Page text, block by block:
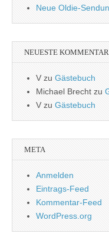
Neue Oldie-
NEUESTE
V zu Gästebuch
Michael Brecht zu
Vzu Gästebuch
META
Anmelden
Eintrags-Feed
Kommentar-Feed
WordPress.org